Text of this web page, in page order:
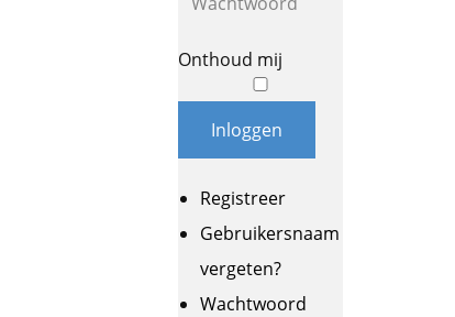
Onthoud mij
Inloggen
Registreer
Gebruikersnaam
vergeten?
Wachtwoord